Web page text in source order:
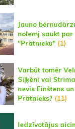
Jauno
nolemj saukt par
"Prātnieku"(1)
Varbūt tomēr
Siļķēni vai
nevis Einštens un
Prātnieks? (11)
Iedzīvotājus